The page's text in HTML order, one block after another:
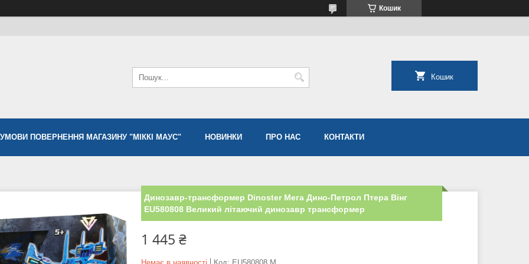
Кошик
Кошик
УМОВИ ПОВЕРНЕННЯ МАГАЗИНУ "МІККІ МАУС" НОВИНКИ ПРО НАС КОНТАКТИ
Динозавр-трансформер Dinoster Мега Дино-Петрол Птера Вінг
EU580808 Великий літаючий динозавр трансформер
1 445 ₴